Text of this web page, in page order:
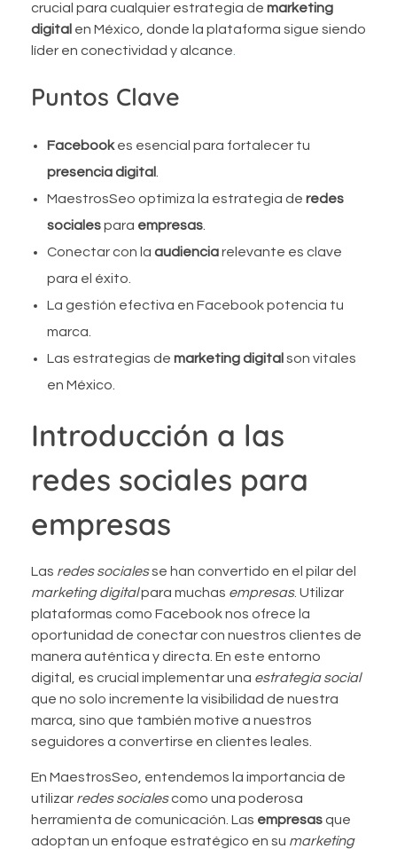
crucial para cualquier estrategia de marketing
digital en México, donde la plataforma sigue siendo
líder en conectividad y alcance
Puntos Clave
Facebookes esencial para fortalecer tu
presencia digital
MaestrosSeo optimiza la estrategia de redes
socialespara empresas.
Conectar con la audienciarelevante es clave
para el éxito.
La gestión efectiva en Facebook potencia tu
marca.
Las estrategias de marketing digital son vitales
en México.
Introducción a las
redes sociales para
empresas
Las redes socialesse han convertido en el pilar del
marketing digitalpara muchas empresas. Utilizar
plataformas como Facebook nos ofrece la
oportunidad de conectar con nuestros clientes de
manera auténtica y directa. En este entorno
digital, es crucial implementar una estrategia social
que no solo incremente la visibilidad de nuestra
marca, sino que también motive a nuestros
seguidores a convertirse en clientes leales.
En MaestrosSeo, entendemos la importancia de
utilizar redes socialescomo una poderosa
herramienta de comunicación. Las empresasque
adoptan un enfoque estratégico en su marketing